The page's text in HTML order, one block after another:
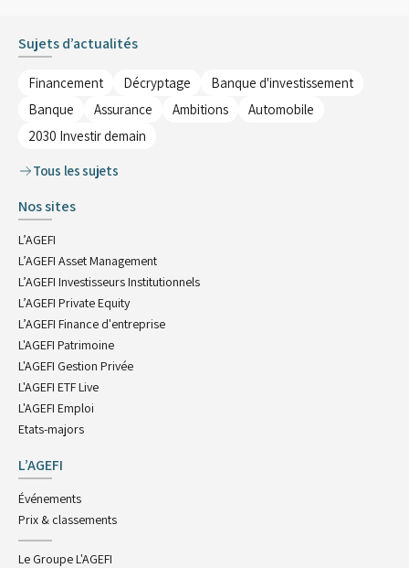
Sujets d’actualités
Financement Décryptage
Banque d'investissement
Banque
Assurance Ambitions
Automobile
2030 Investir demain
Tous les sujets
Nos sites
L’AGEFI
L’AGEFI Asset Management
L’AGEFI Investisseurs Institutionnels
L’AGEFI Private Equity
L’AGEFI Finance d'entreprise
L'AGEFI Patrimoine
L'AGEFI Gestion Privée
L'AGEFI ETF Live
L'AGEFI Emploi
Etats-majors
L’AGEFI
Événements
Prix & classements
Le Groupe L'AGEFI